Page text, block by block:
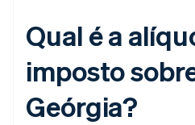
Qual é a
imposto
Geórgia?